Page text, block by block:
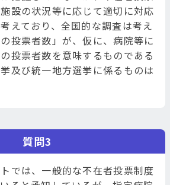
設の状況等に応じて適切に対応
えており、全国的な調査は考え
投票者数」が、仮に、病院等に
投票者数を意味するものである
及び統一地方選挙に係るものは
質問3
では、一般的な不在者投票制度